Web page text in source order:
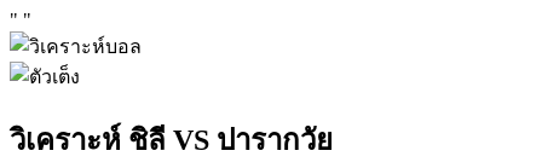
" "
วิเคราะห์ ชิลี VS ปารากวัย